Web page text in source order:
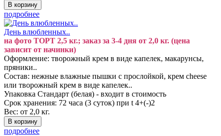
подробнее
День влюбленных..
на фото ТОРТ 2,5 кг.; заказ за 3-4 дня от 2,0 кг. (цена
зависит от начинки)
Оформление: творожный крем в виде капелек, макарунсы,
пряники..
Состав: нежные влажные пышки с прослойкой, крем cheese
или творожный крем в виде капелек..
Упаковка Стандарт (белая) - входит в стоимость
Срок хранения: 72 часа (3 суток) при t 4+(-)2
Вес: от 2,0 кг.
подробнее